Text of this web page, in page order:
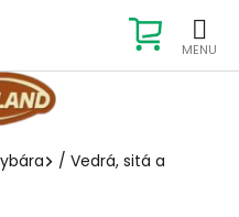
KOŠÍK
/ Vedrá, sitá a